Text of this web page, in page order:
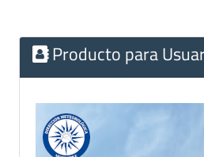
Producto para